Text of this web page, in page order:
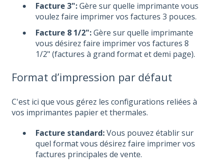
Facture 3":Gère sur quelle imprimante vous
voulez faire imprimer vos factures 3 pouces.
Facture 8 1/2":Gère sur quelle imprimante
vous désirez faire imprimer vos factures 8
1/2" (factures à grand format et demi page).
Format d’impression par défaut
C'est ici que vous gérez les configurations reliées à
vos imprimantes papier et thermales.
Facture standard:Vous pouvez établir sur
quel format vous désirez faire imprimer vos
factures principales de vente.